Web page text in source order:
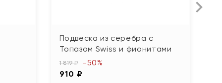
Подвеска из серебра с
Топазом Swiss и фианитами
1 819 ₽
910 ₽
-50%